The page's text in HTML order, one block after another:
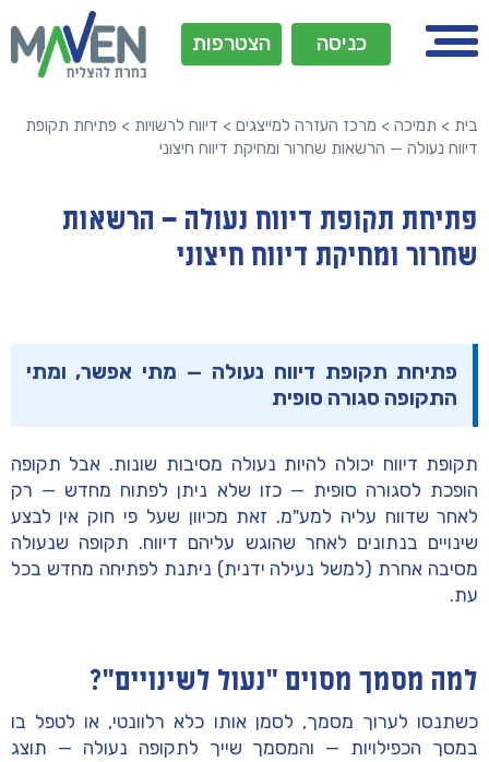
כניסה הצטרפות
בית > תמיכה> מרכז העזרה למייצגים> דיווח לרשויות > פתיחת תקופת
דיווח נעולה — הרשאות שחרור ומחיקת דיווח חיצוני
פתיחת תקופת דיווח נעולה — הרשאות
שחרור ומחיקת דיווח חיצוני
פתיחת תקופת דיווח נעולה — מתי אפשר, ומתי
התקופה סגורה סופית
תקופת דיווח יכולה להיות נעולה מסיבות שונות. אבל תקופה
הופכת לסגורה סופית — כזו שלא ניתן לפתוח מחדש — רק
לאחר שדווח עליה למע"מ. זאת מכיוון שעל פי חוק אין לבצע
שינויים בנתונים לאחר שהוגש עליהם דיווח. תקופה שנעולה
מסיבה אחרת (למשל נעילה ידנית) ניתנת לפתיחה מחדש בכל
עת.
למה מסמך מסוים "נעול לשינויים"?
כשתנסו לערוך מסמך, לסמן אותו כלא רלוונטי, או לטפל בו
במסך הכפילויות — והמסמך שייך לתקופה נעולה — תוצג